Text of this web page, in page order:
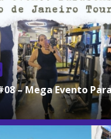
– Mega Evento